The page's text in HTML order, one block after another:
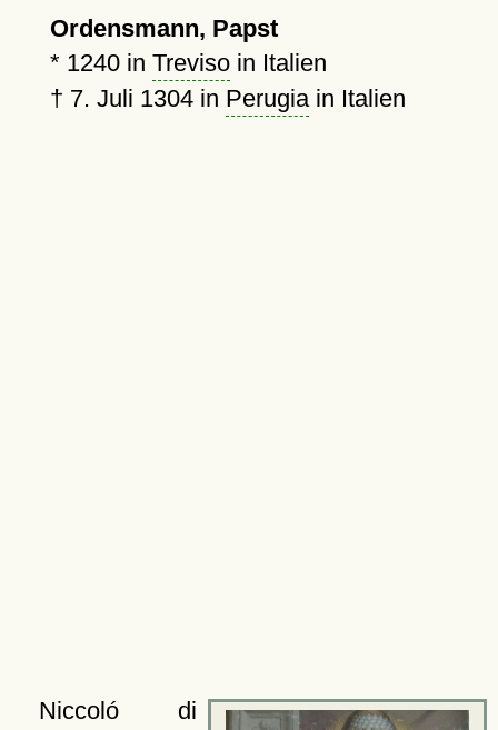
Ordensmann, Papst
* 1240in Trevisoin Italien
† 7. Juli 1304in Perugiain Italien
Niccoló di